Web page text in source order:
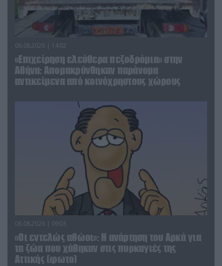
06.08.2026 | 14:02
«Επιχείρηση ελεύθερα πεζοδρόμια» στην
Αθήνα: Απομακρύνθηκαν παράνομα
αντικείμενα από κοινόχρηστους χώρους
06.08.2026 | 09:03
«Οι εντελώς αθώοι»: Η ανάρτηση του Αρκά για
τα ζώα που χάθηκαν στις πυρκαγιές της
Αττικής (φωτο)